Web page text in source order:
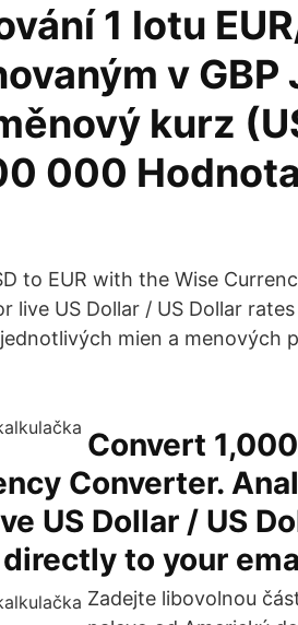
1 lotu
v GBP
kurz
000
to EUR with the Wise
live US Dollar / US Dollar
mien a menových
Convert
Converter.
US Dollar / US
to your
Zadejte libovolnou